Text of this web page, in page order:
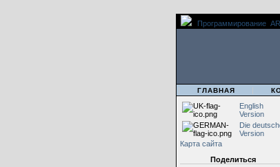
Программирование
| ГЛАВНАЯ |
English
Version
Die
Version
Карта сайта
Поделиться